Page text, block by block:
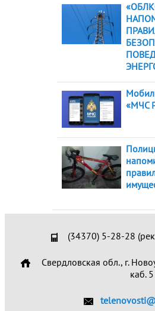
«МЧС
(34370) 5-28-28
Свердловская обл., г.
каб. 5